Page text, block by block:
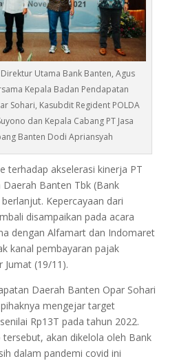
Utama Bank Banten, Agus
Kepala Badan Pendapatan
Sohari, Kasubdit Regident POLDA
dan Kepala Cabang PT Jasa
Banten Dodi Apriansyah
terhadap akselerasi kinerja PT
Banten Tbk (Bank
Kepercayaan dari
disampaikan pada acara
dengan Alfamart dan Indomaret
kanal pembayaran pajak
(19/11).
Daerah Banten Opar Sohari
mengejar target
Rp13T pada tahun 2022.
akan dikelola oleh Bank
dalam pandemi covid ini